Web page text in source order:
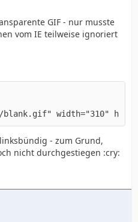
GIF - nur musste
vom IE teilweise ignoriert
blank.gif" width="310"
- zum Grund,
nicht durchgestiegen :cry: